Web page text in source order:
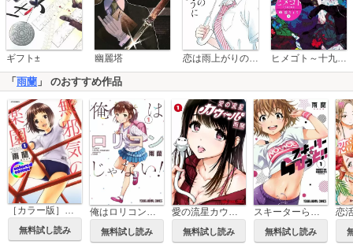
ギフト± 幽麗塔 恋は雨上がりのように ヒメゴト～十九歳の制服～
「 雨蘭 」 のおすすめ作品
［カラー版］無邪気の楽園
無料試し読み 無料試し読み 無料試し読み 無料試し読み